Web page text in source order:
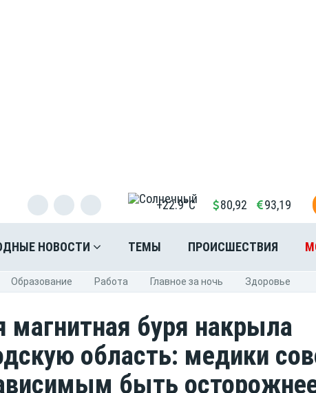
+22.9°C 80,92 93,19
НОВОСТИ ТЕМЫ ПРОИСШЕСТВИЯ
Oбразование Pабота Главное за ночь Здоровье
буря накрыла
область: медики
быть